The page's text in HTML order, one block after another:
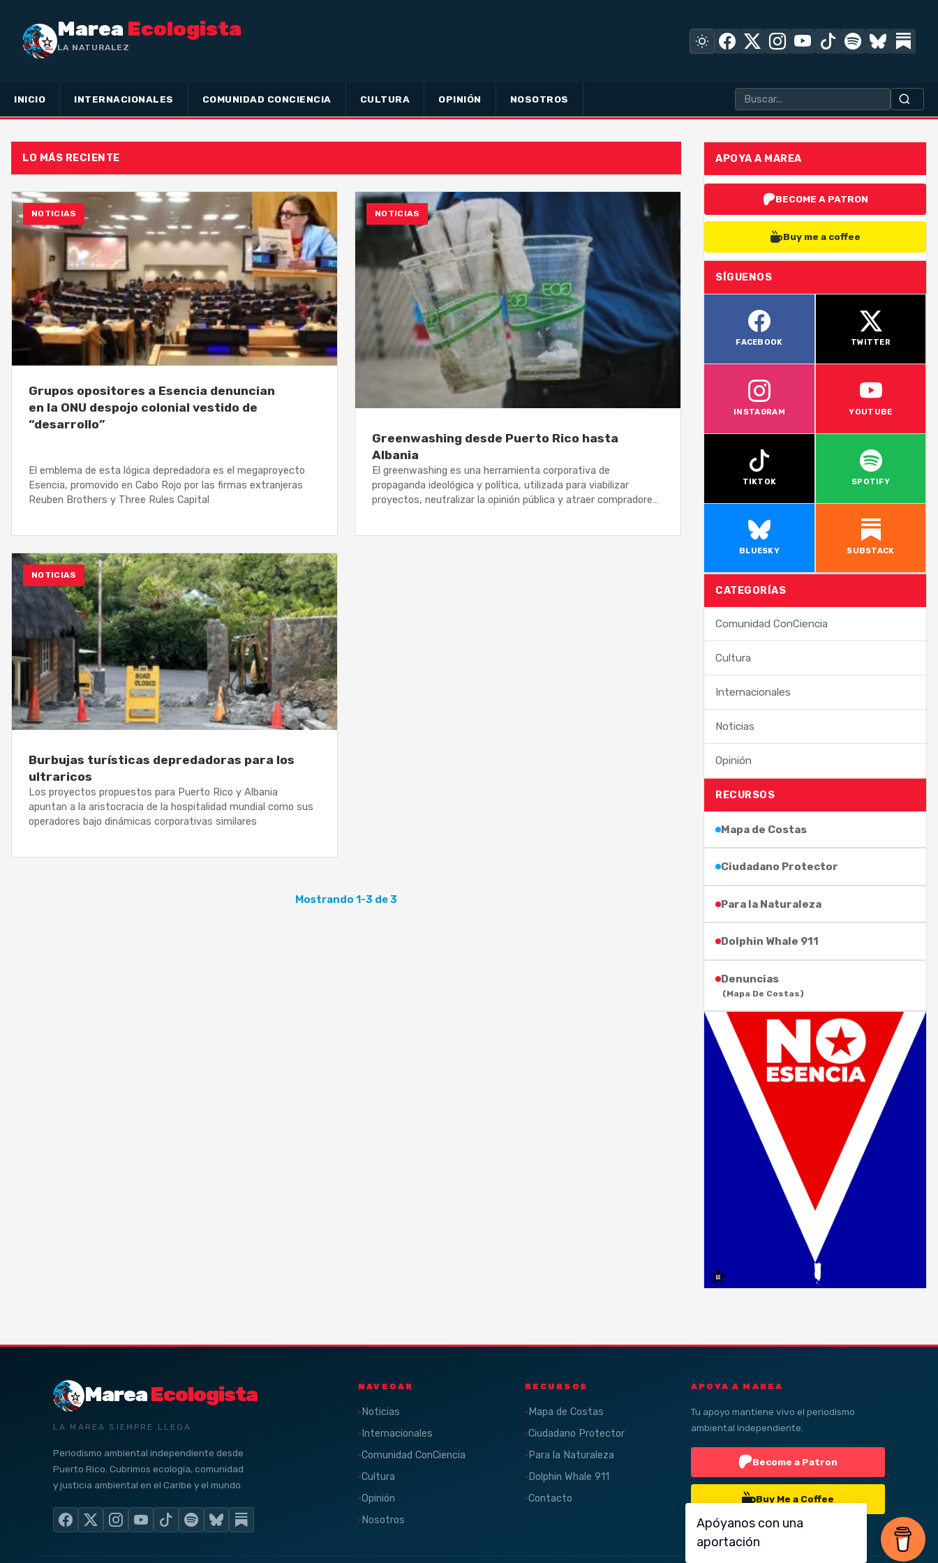
Marea Ecologista
LA NATURALEZA NO HA HECHO
INICIO INTERNACIONALES COMUNIDAD CONCIENCIA CULTURA OPINIÓN NOSOTROS
LO MÁS RECIENTE
NOTICIAS
Grupos opositores a Esencia denuncian
en la ONU despojo colonial vestido de
“desarrollo”
El emblema de esta lógica depredadora es el megaproyecto
Esencia, promovido en Cabo Rojo por las firmas extranjeras
Reuben Brothers y Three Rules Capital
NOTICIAS
Greenwashing desde Puerto Rico hasta
Albania
El greenwashing es una herramienta corporativa de
propaganda ideológica y política, utilizada para viabilizar
proyectos, neutralizar la opinión pública y atraer compradores
NOTICIAS
Burbujas turísticas depredadoras para los
ultraricos
Los proyectos propuestos para Puerto Rico y Albania
apuntan a la aristocracia de la hospitalidad mundial como sus
operadores bajo dinámicas corporativas similares
Mostrando 1-3 de 3
APOYA A MAREA
BECOME A PATRON
Buy me a coffee
SÍGUENOS
FACEBOOK TWITTER
INSTAGRAM YOUTUBE
TIKTOK SPOTIFY
BLUESKY SUBSTACK
CATEGORÍAS
Comunidad ConCiencia
Cultura
Internacionales
Noticias
Opinión
RECURSOS
Mapa de Costas
Ciudadano Protector
Para la Naturaleza
Dolphin Whale 911
Denuncias
(Mapa De Costas)
MareaEcologista
LA MAREA SIEMPRE LLEGA
Periodismo ambiental independiente desde
Puerto Rico. Cubrimos ecología, comunidad
y justicia ambiental en el Caribe y el mundo.
NAVEGAR
Noticias
Internacionales
Comunidad ConCiencia
Cultura
Opinión
Nosotros
RECURSOS
Mapa de Costas
Ciudadano Protector
Para la Naturaleza
Dolphin Whale 911
Contacto
APOYA A MAREA
Tu apoyo mantiene vivo el periodismo
ambiental independiente.
Become a Patron
Buy Me a Coffee